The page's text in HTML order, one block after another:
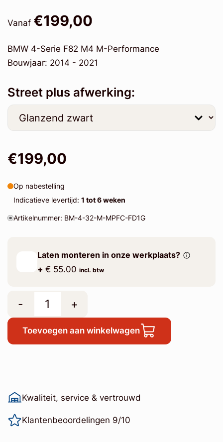
Vanaf €199,00
BMW 4-Serie F82 M4 M-Performance
Bouwjaar: 2014 - 2021
Street plus afwerking:
€199,00
Op nabestelling
Indicatieve levertijd: 1 tot 6 weken
Artikelnummer: BM-4-32-M-MPFC-FD1G
Laten monteren in onze werkplaats?
+ € 55.00 incl. btw
- +
Toevoegen aan winkelwagen
Kwaliteit, service & vertrouwd
Klantenbeoordelingen 9/10